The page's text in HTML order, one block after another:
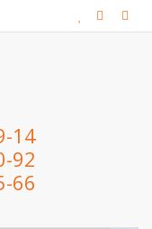
14
92
66